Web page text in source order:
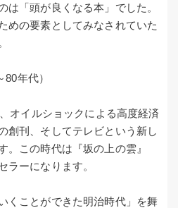
は「頭が良くなる本」でした。
めの要素としてみなされていた
年代）
オイルショックによる高度経済
創刊、そしてテレビという新し
。この時代は『坂の上の雲』
ラーになります。
くことができた明治時代」を舞